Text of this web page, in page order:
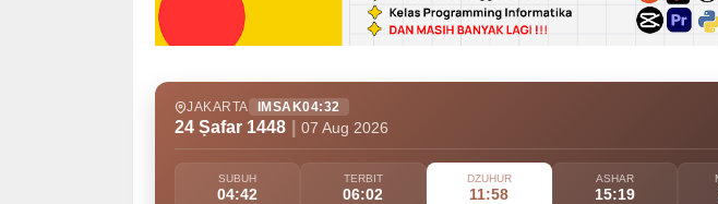
JAKARTA IMSAK04:32
24 Ṣafar 1448 07 Aug 2026
SUBUH
04:42
TERBIT
06:02
DZUHUR
11:58
ASHAR
15:19